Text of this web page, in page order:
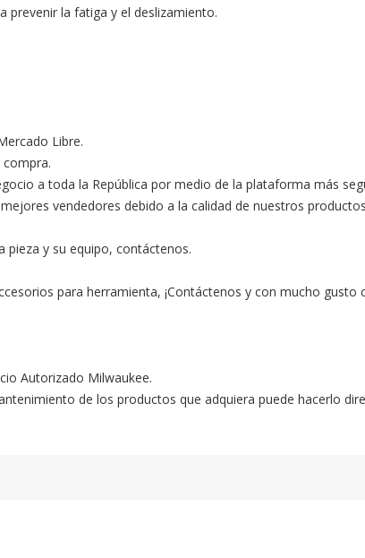
prevenir la fatiga y el deslizamiento.
Libre.
a toda la República por medio de la plataforma más
vendedores debido a la calidad de nuestros
pieza y su equipo, contáctenos.
para herramienta, ¡Contáctenos y con mucho
Autorizado Milwaukee.
de los productos que adquiera puede hacerlo